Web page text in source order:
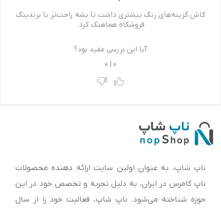
کاش گزینه‌های رنگ بیشتری داشت تا بشه راحت‌تر با برندینگ
فروشگاه هماهنگ کرد.
آیا این بررسی مفید بود؟
0
|
0
ناپ شاپ، به عنوان اولین سایت ارائه‌ دهنده محصولات
ناپ کامرس در ایران، به دلیل تجربه و تخصص خود در این
حوزه شناخته می‌شود. ناپ شاپ، فعالیت خود را از سال